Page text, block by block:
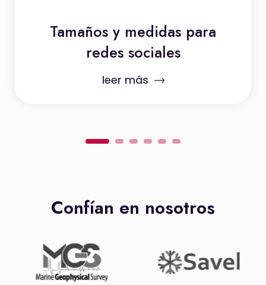
Tamaños y medidas para
redes sociales
leer más
1 2 3 4 5 6
Confían en nosotros